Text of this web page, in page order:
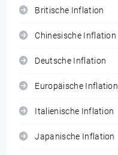
Britische Inflation
Chinesische Inflation
Deutsche Inflation
Europäische Inflation
Italienische Inflation
Japanische Inflation